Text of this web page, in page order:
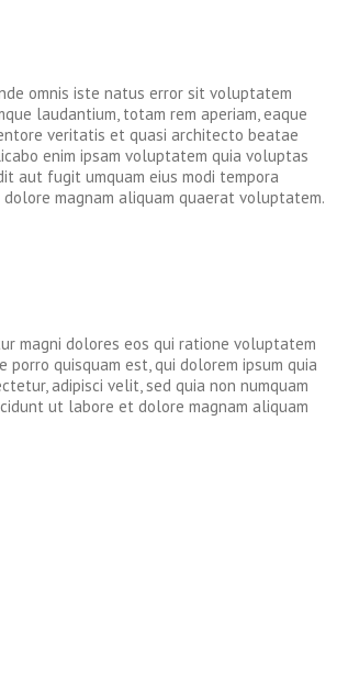
omnis iste natus error sit voluptatem
laudantium, totam rem aperiam, eaque
veritatis et quasi architecto beatae
enim ipsam voluptatem quia voluptas
aut fugit umquam eius modi tempora
magnam aliquam quaerat voluptatem.
magni dolores eos qui ratione voluptatem
porro quisquam est, qui dolorem ipsum quia
adipisci velit, sed quia non numquam
ut labore et dolore magnam aliquam